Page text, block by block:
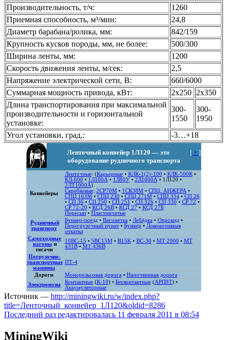
Производительность, т/ч:
1260
Приемная способность, м³/мин:
24,8
Диаметр барабана/ролика, мм:
842/159
Крупность кусков породы, мм, не более:
500/300
Ширина ленты, мм:
1200
Скорость движения ленты, м/сек:
2,5
Напряжение электрической сети, В:
660/6000
Суммарная мощность привода, кВт:
2x250 2x350
Длина транспортирования при максимальной
производительности и горизонтальной
установке:
300-
1550
300-
1950
Угол установки, град.:
-3…+18
[+ ]
Ленточный конвейер 1Л120 — это
оборудование рудничного транспорта
Конвейеры
Ленточные: (Карьерные• КЛК-1(2)-100 • КЛК-500К•
КЛ-600 • 1Л100А • 1Л80У• 2Л1000А • 1Л120 •
2ЛТ1000А)
Скребковые: 2СР70М• 1СК38М• СПЦ, АНЖЕРА •
СПЦ 163М• СПЦ 230 • СПЦ 271M• СПЦ 334• СП 26
• СП 36• СП 250 • СП 251 • СП 326• СП 330 • СР 72 •
СР 72-20 • КСД 26В• КСД 27 • КСД 27Б
Пересып• Пластинчатые
Рудничный
транспорт
Бункер-поезд • Вагонетка • Лебёдка • Опрокид •
Перегрузочный пункт• Бункер • Локомотивная
откатка
Самоходные
вагоны и
тягачи
10ВС-15 • 5ВС15М• B15K • ВС-30 • MT 2000 • MT
431B• MT 436B
Погрузочно-
транспортные
машины
ПТ-4
Дороги Монорельсовая дорога • Напочвенная дорога
Электровозы
Контактные(К-10) • Бесконтактные(АРП8Т) •
Аккумуляторные
Источник — http://miningwiki.ru/w/index.php?
title=Ленточный_конвейер_1Л120&oldid=8286
Последний раз редактировалась 11 февраля 2011 в 08:54
MiningWiki